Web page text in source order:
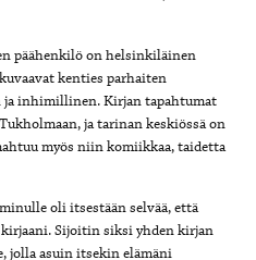
päähenkilö on helsinkiläinen
kenties parhaiten
inhimillinen. Kirjan tapahtumat
ja tarinan keskiössä on
myös niin komiikkaa, taidetta
oli itsestään selvää, että
Sijoitin siksi yhden kirjan
jolla asuin itsekin elämäni